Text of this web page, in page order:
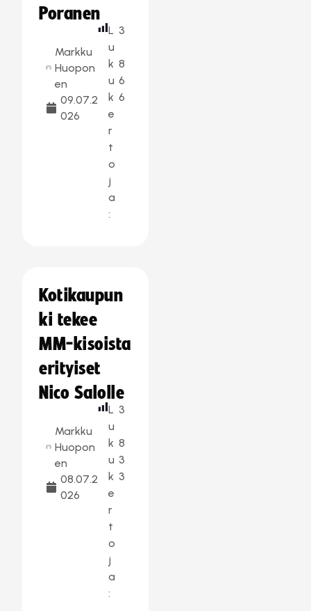
Poranen
Markku
Huopon
en
09.07.2
026
L
u
k
u
k
e
r
t
o
j
a
:
3
8
6
6
Kotikaupun
ki tekee
MM-kisoista
erityiset
Nico Salolle
Markku
Huopon
en
08.07.2
026
L
u
k
u
k
e
r
t
o
j
a
:
3
8
3
3